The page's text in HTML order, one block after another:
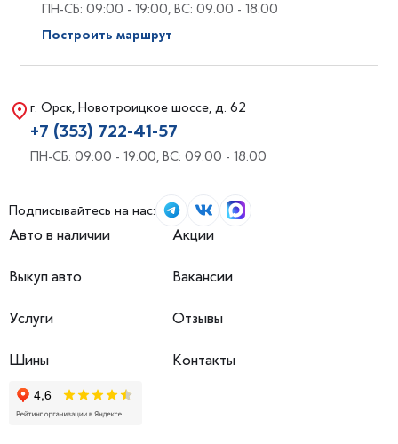
ПН-СБ: 09:00 - 19:00, ВС: 09.00 - 18.00
Построить маршрут
г. Орск, Новотроицкое шоссе, д. 62
+7 (353) 722-41-57
ПН-СБ: 09:00 - 19:00, ВС: 09.00 - 18.00
Подписывайтесь на нас:
Авто в наличии
Выкуп авто
Услуги
Шины
Акции
Вакансии
Отзывы
Контакты